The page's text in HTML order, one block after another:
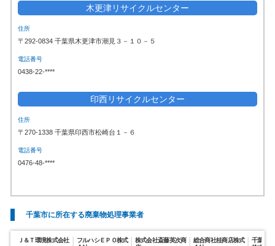
木更津リサイクルセンター
住所
〒292-0834 千葉県木更津市潮見３－１０－５
電話番号
0438-22-****
印西リサイクルセンター
住所
〒270-1338 千葉県印西市松崎台１－６
電話番号
0476-48-****
千葉市に所在する廃棄物処理事業者
Ｊ＆Ｔ環境株式会社
フルハシＥＰＯ株式
株式会社斎藤英次商
総合商社桂商店株式
千葉テ